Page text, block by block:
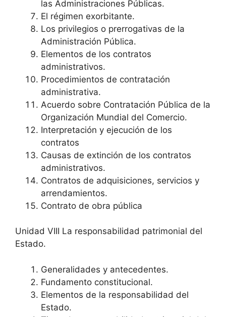
las Administraciones Públicas.
El régimen exorbitante.
Los privilegios o prerrogativas de la
Administración Pública.
Elementos de los contratos
administrativos.
Procedimientos de contratación
administrativa.
Acuerdo sobre Contratación Pública de la
Organización Mundial del Comercio.
Interpretación y ejecución de los
contratos
Causas de extinción de los contratos
administrativos.
Contratos de adquisiciones, servicios y
arrendamientos.
Contrato de obra pública
Unidad VIII La responsabilidad patrimonial del
Estado.
Generalidades y antecedentes.
Fundamento constitucional.
Elementos de la responsabilidad del
Estado.